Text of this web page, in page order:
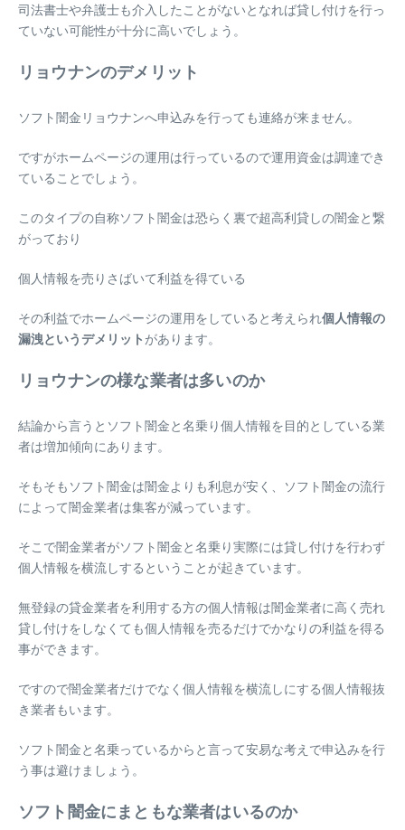
司法書士や弁護士も介入したことがないとなれば貸し付けを行っ
ていない可能性が十分に高いでしょう。
リョウナンのデメリット
ソフト闇金リョウナンへ申込みを行っても連絡が来ません。
ですがホームページの運用は行っているので運用資金は調達でき
ていることでしょう。
このタイプの自称ソフト闇金は恐らく裏で超高利貸しの闇金と繋
がっており
個人情報を売りさばいて利益を得ている
その利益でホームページの運用をしていると考えられ個人情報の
漏洩というデメリット があります。
リョウナンの様な業者は多いのか
結論から言うと ソフト闇金と名乗り個人情報を目的としている業
者は増加傾向にあります。
そもそもソフト闇金は闇金よりも利息が安く、ソフト闇金の流行
によって闇金業者は集客が減っています。
そこで闇金業者がソフト闇金と名乗り実際には貸し付けを行わず
個人情報を横流しするということが起きています。
無登録の貸金業者を利用する方の個人情報は闇金業者に高く売れ
貸し付けをしなくても個人情報を売るだけでかなりの利益を得る
事ができます。
ですので闇金業者だけでなく個人情報を横流しにする個人情報抜
き業者もいます。
ソフト闇金と名乗っているからと言って安易な考えで申込みを行
う事は避けましょう。
ソフト闇金にまともな業者はいるのか